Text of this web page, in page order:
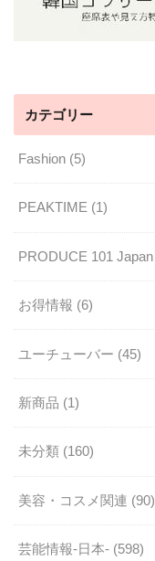
カテゴリー
Fashion (5)
PEAKTIME (1)
PRODUCE 101 Japan
お得情報 (6)
ユーチューバー (45)
新商品 (1)
未分類 (160)
美容・コスメ関連 (90)
芸能情報-日本- (598)